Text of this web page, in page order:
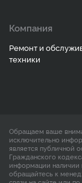
Компания
Ремонт и
техники
Обращаем ваше
исключительно
является публичной
Гражданского
информации наличии
обращайтесь к